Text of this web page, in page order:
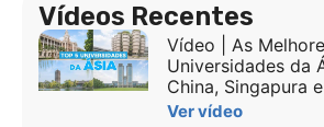
Vídeos Recentes
Vídeo | As
Universidades da
China, Singapura
Ver vídeo